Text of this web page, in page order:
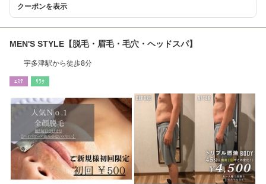
クーポンを表示
MEN'S STYLE【脱毛・眉毛・毛穴・ヘッドスパ】
宇多津駅から徒歩8分
ｴｽﾃ ﾘﾗｸ